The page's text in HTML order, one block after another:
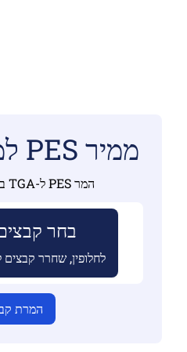
ממיר PES לממיר TGA
המר PES ל-TGA במהירות ובקלות
בחר
לחלופין, שחרר
המרת